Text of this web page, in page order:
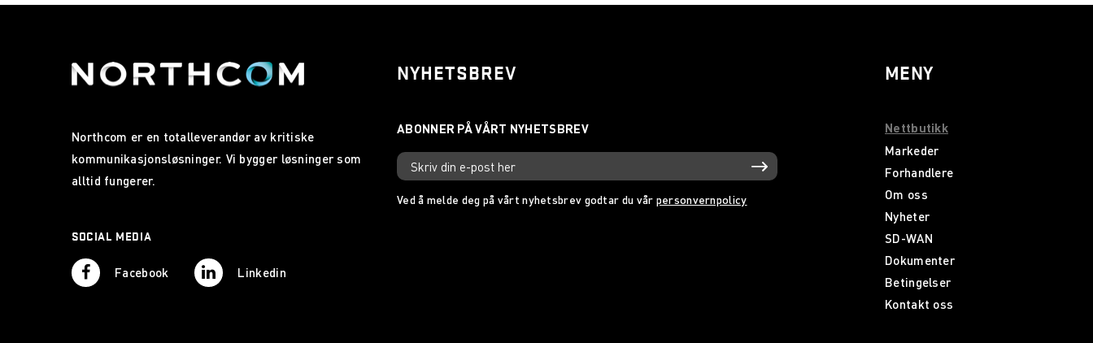
Northcom er en totalleverandør av kritiske
kommunikasjonsløsninger. Vi bygger løsninger som
alltid fungerer.
SOCIAL MEDIA
Facebook Linkedin
NYHETSBREV
Ved å melde deg på vårt nyhetsbrev godtar du vår personvernpolicy
MENY
Nettbutikk
Markeder
Forhandlere
Om oss
Nyheter
SD-WAN
Dokumenter
Betingelser
Kontakt oss